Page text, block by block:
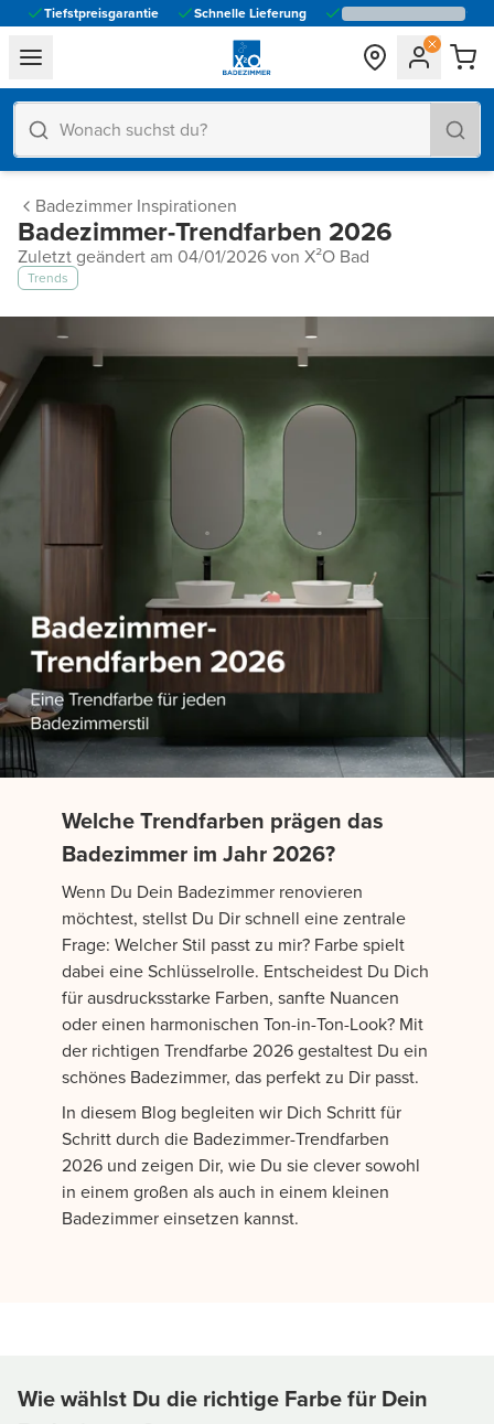
Tiefstpreisgarantie Schnelle Lieferung
general.navigation.toggle_menu.label
Badezimmer Inspirationen
Badezimmer-Trendfarben 2026
Zuletzt geändert am 04/01/2026 von X²O Bad
Trends
Welche Trendfarben prägen das
Badezimmer im Jahr 2026?
Wenn Du Dein Badezimmer renovieren
möchtest, stellst Du Dir schnell eine zentrale
Frage: Welcher Stil passt zu mir? Farbe spielt
dabei eine Schlüsselrolle. Entscheidest Du Dich
für ausdrucksstarke Farben, sanfte Nuancen
oder einen harmonischen Ton-in-Ton-Look? Mit
der richtigen Trendfarbe 2026 gestaltest Du ein
schönes Badezimmer, das perfekt zu Dir passt.
In diesem Blog begleiten wir Dich Schritt für
Schritt durch die Badezimmer-Trendfarben
2026 und zeigen Dir, wie Du sie clever sowohl
in einem großen als auch in einem kleinen
Badezimmer einsetzen kannst.
Wie wählst Du die richtige Farbe für Dein